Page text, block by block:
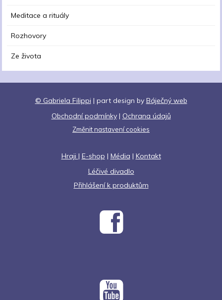
Meditace a rituály
Rozhovory
Ze života
© Gabriela Filippi | part design by Báječný web
Obchodní podmínky| Ochrana údajů
Změnit nastavení cookies
Hraji | E-shop | Média | Kontakt
Léčivé divadlo
Přihlášení k produktům